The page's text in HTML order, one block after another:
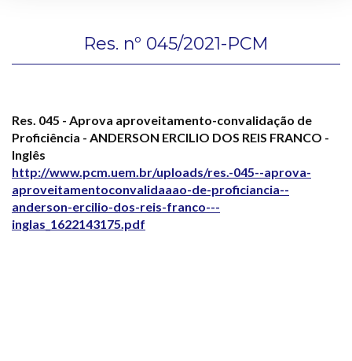
Res. nº 045/2021-PCM
Res. 045 - Aprova aproveitamento-convalidação de
Proficiência - ANDERSON ERCILIO DOS REIS FRANCO -
Inglês
http://www.pcm.uem.br/uploads/res.-045--aprova-
aproveitamentoconvalidaaao-de-proficiancia--
anderson-ercilio-dos-reis-franco---
inglas_1622143175.pdf